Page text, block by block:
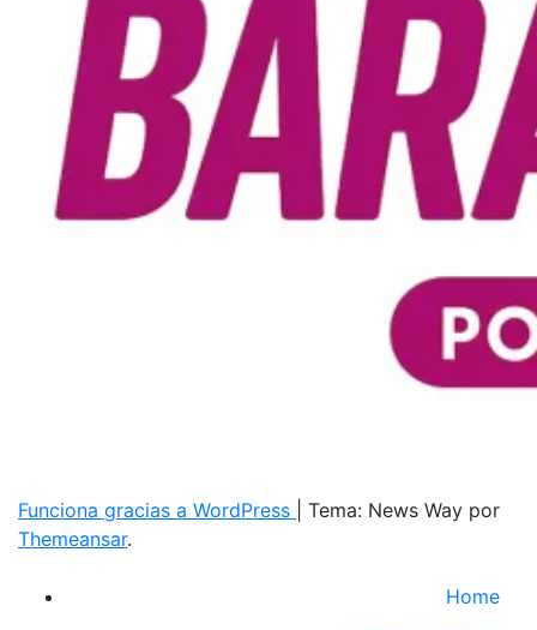
Funciona gracias a WordPress
Tema: News Way por
Themeansar.
Home